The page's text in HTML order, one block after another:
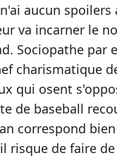
aucun spoilers
va incarner le
Sociopathe par
charismatique
qui osent
de baseball
correspond
risque de faire